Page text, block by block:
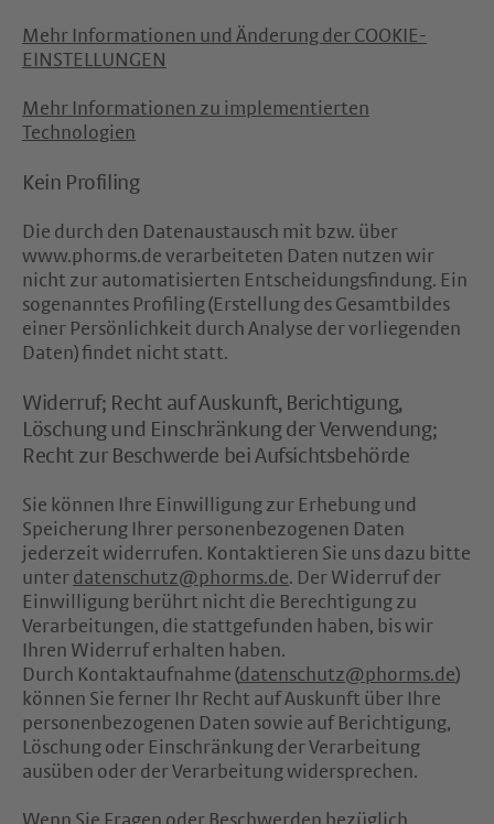
Mehr Informationen und Änderung der COOKIE-
EINSTELLUNGEN
Mehr Informationen zu implementierten
Technologien
Kein Profiling
Die durch den Datenaustausch mit bzw. über
www.phorms.de verarbeiteten Daten nutzen wir
nicht zur automatisierten Entscheidungsfindung. Ein
sogenanntes Profiling (Erstellung des Gesamtbildes
einer Persönlichkeit durch Analyse der vorliegenden
Daten) findet nicht statt.
Widerruf; Recht auf Auskunft, Berichtigung,
Löschung und Einschränkung der Verwendung;
Recht zur Beschwerde bei Aufsichtsbehörde
Sie können Ihre Einwilligung zur Erhebung und
Speicherung Ihrer personenbezogenen Daten
jederzeit widerrufen. Kontaktieren Sie uns dazu bitte
unter datenschutz@phorms.de. Der Widerruf der
Einwilligung berührt nicht die Berechtigung zu
Verarbeitungen, die stattgefunden haben, bis wir
Ihren Widerruf erhalten haben.
Durch Kontaktaufnahme (datenschutz@phorms.de)
können Sie ferner Ihr Recht auf Auskunft über Ihre
personenbezogenen Daten sowie auf Berichtigung,
Löschung oder Einschränkung der Verarbeitung
ausüben oder der Verarbeitung widersprechen.